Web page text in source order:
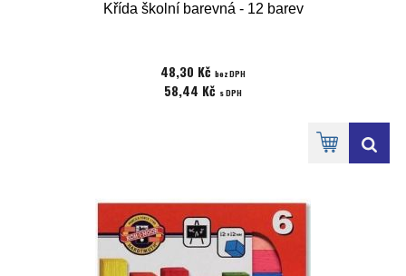
Křída školní barevná - 12 barev
48,30 Kč bez DPH
58,44 Kč s DPH